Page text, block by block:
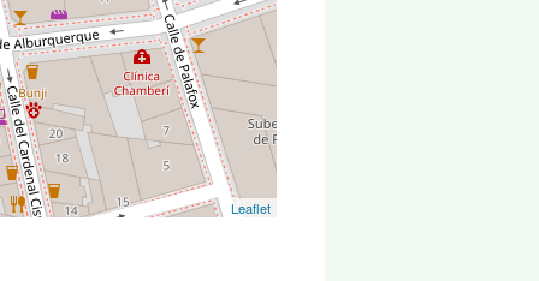
Leaflet